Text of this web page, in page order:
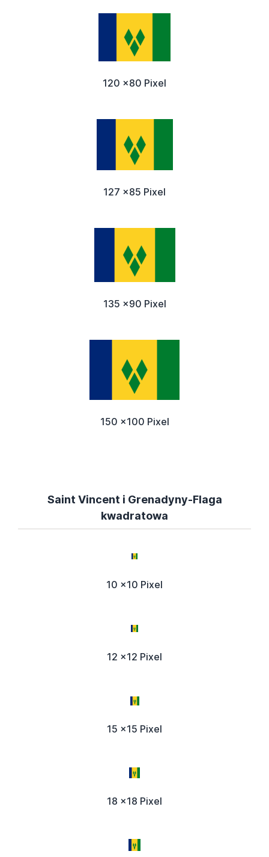
120 x80 Pixel
127 x85 Pixel
135 x90 Pixel
150 x100 Pixel
Saint Vincent i Grenadyny-Flaga
kwadratowa
10 x10 Pixel
12 x12 Pixel
15 x15 Pixel
18 x18 Pixel